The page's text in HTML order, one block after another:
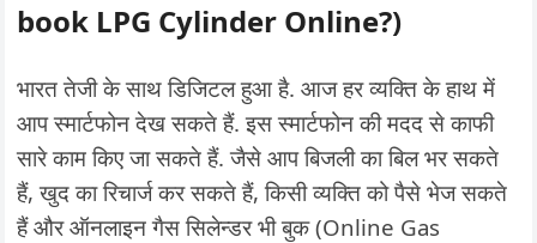
book LPG Cylinder Online?)
भारत तेजी के साथ डिजिटल हुआ है. आज हर व्यक्ति के हाथ में
आप स्मार्टफोन देख सकते हैं. इस स्मार्टफोन की मदद से काफी
सारे काम किए जा सकते हैं. जैसे आप बिजली का बिल भर सकते
हैं, खुद का रिचार्ज कर सकते हैं, किसी व्यक्ति को पैसे भेज सकते
हैं और ऑनलाइन गैस सिलेन्डर भी बुक (Online Gas